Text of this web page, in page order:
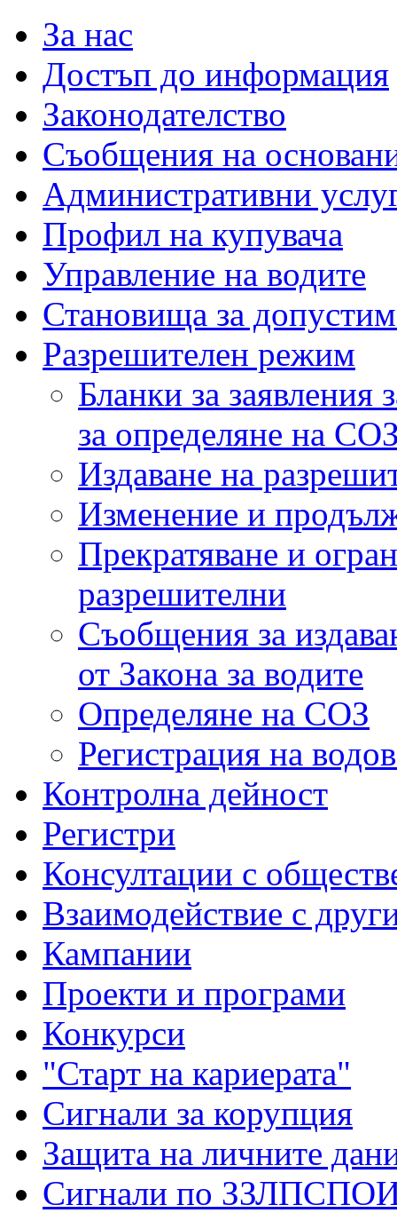
За нас
Достъп до информация
Законодателство
Съобщения на
Административни
Профил на купувача
Управление на водите
Становища за
Разрешителен режим
Бланки за заявления
за определяне на
Издаване на
Изменение и
Прекратяване и
разрешителни
Съобщения за
от Закона за водите
Определяне на СОЗ
Регистрация на
Контролна дейност
Регистри
Консултации с
Взаимодействие с
Кампании
Проекти и програми
Конкурси
"Старт на кариерата"
Сигнали за корупция
Защита на личните
Сигнали по